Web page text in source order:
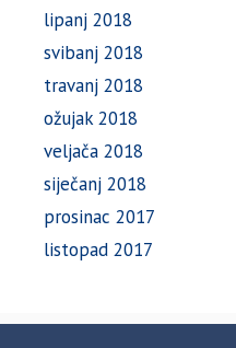
lipanj 2018
svibanj 2018
travanj 2018
ožujak 2018
veljača 2018
siječanj 2018
prosinac 2017
listopad 2017